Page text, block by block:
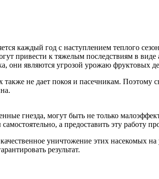
каждый год с наступлением теплого
привести к тяжелым последствиям в
они являются угрозой урожаю фруктовых
также не дает покоя и пасечникам.
гнезда, могут быть не только
а предоставить эту работу
уничтожение этих насекомых
результат.